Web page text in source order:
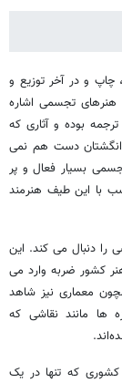
چاپ و در آخر توزیع و
هنرهای تجسمی اشاره
بوده و آثاری که
انگشتان دست هم نمی
بسیار فعال و پر
با این طیف هنرمند
را دنبال می کند. این
کشور ضربه وارد می
معماری نیز شاهد
ها مانند نقاشی که
کشوری که تنها در یک